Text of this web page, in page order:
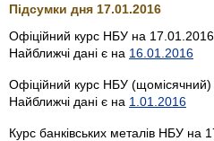
Підсумки дня 17.01.2016
Офіційний курс НБУ на 17.01.2016
Найближчі дані є на 16.01.2016
Офіційний курс НБУ (щомісячний)
Найближчі дані є на 1.01.2016
Курс банківських металів НБУ на